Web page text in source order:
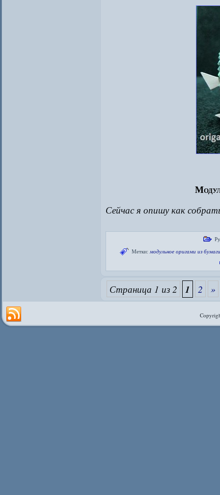
Сейчас я опишу как
Метки: модульное оригами из бумаги
Страница 1 из 2 1 2 »